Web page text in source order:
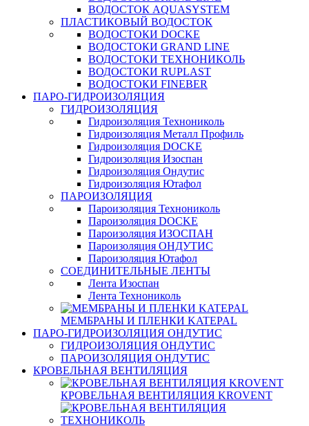
ВОДОСТОК AQUASYSTEM
ПЛАСТИКОВЫЙ ВОДОСТОК
ВОДОСТОКИ DOCKE
ВОДОСТОКИ GRAND LINE
ВОДОСТОКИ ТЕХНОНИКОЛЬ
ВОДОСТОКИ RUPLAST
ВОДОСТОКИ FINEBER
ПАРО-ГИДРОИЗОЛЯЦИЯ
ГИДРОИЗОЛЯЦИЯ
Гидроизоляция Технониколь
Гидроизоляция Металл Профиль
Гидроизоляция DOCKE
Гидроизоляция Изоспан
Гидроизоляция Ондутис
Гидроизоляция Ютафол
ПАРОИЗОЛЯЦИЯ
Пароизоляция Технониколь
Пароизоляция DOCKE
Пароизоляция ИЗОСПАН
Пароизоляция ОНДУТИС
Пароизоляция Ютафол
СОЕДИНИТЕЛЬНЫЕ ЛЕНТЫ
Лента Изоспан
Лента Технониколь
МЕМБРАНЫ И ПЛЕНКИ KATEPAL
ПАРО-ГИДРОИЗОЛЯЦИЯ ОНДУТИС
ГИДРОИЗОЛЯЦИЯ ОНДУТИС
ПАРОИЗОЛЯЦИЯ ОНДУТИС
КРОВЕЛЬНАЯ ВЕНТИЛЯЦИЯ
КРОВЕЛЬНАЯ ВЕНТИЛЯЦИЯ KROVENT